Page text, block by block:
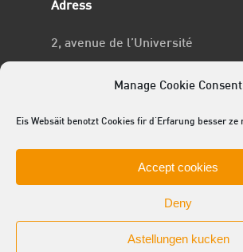
Manage Cookie Consent
Eis Websäit benotzt Cookies fir d'Erfarung besser ze
Accept cookies
Deny
Astellungen kucken
Adress
2, avenue de l’Université
No RCSL
© 2025 ACEL - de Studentevertrieder